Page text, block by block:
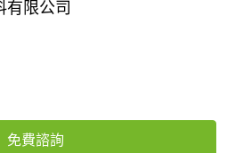
有限公司
免費諮詢